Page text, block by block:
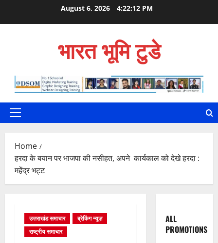
August 6, 2026 4:22:13 PM
भारत भूमि टुडे
Primary
Home
हरदा के बयान पर भाजपा की नसीहत, अपने कार्यकाल को देखे हरदा :
महेंद्र भट्ट
उत्तराखंड समाचार
ब्रेकिंग न्यूज़
राष्ट्रीय समाचार
ALL
PROMOTIONS